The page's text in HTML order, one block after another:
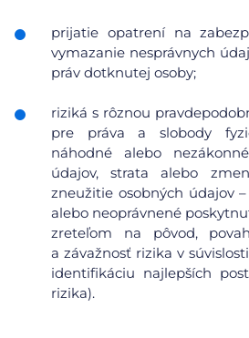
prijatie opatrení na
vymazanie nesprávnych
práv dotknutej osoby;
riziká s rôznou
pre práva a slobody
náhodné alebo
údajov, strata alebo
zneužitie osobných údajov
alebo neoprávnené
zreteľom na pôvod,
a závažnosť rizika v
identifikáciu najlepších
rizika).